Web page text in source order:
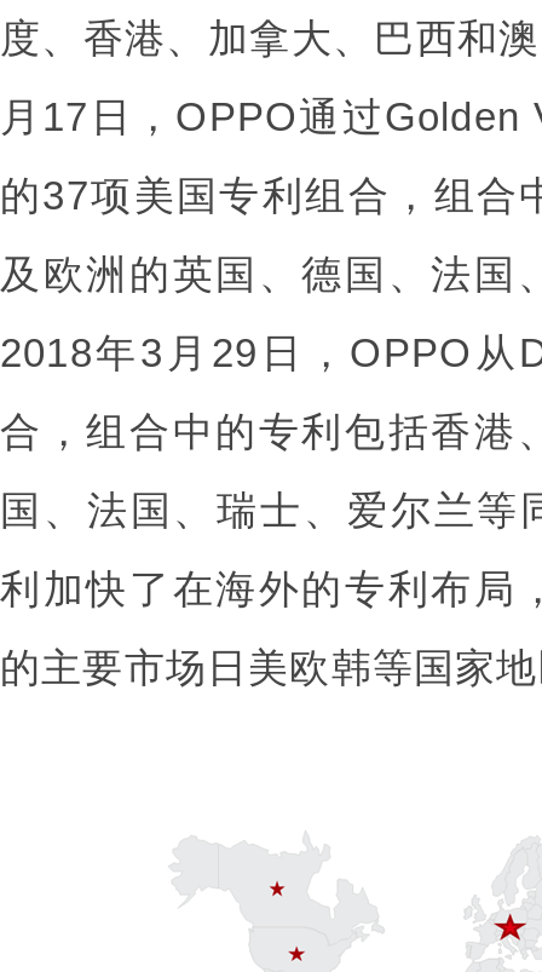
度、香港、加拿大、巴西和
月17日，OPPO通过
的37项美国专利组合，组合
及欧洲的英国、德国、法国
2018年3月29日，OPPO从
合，组合中的专利包括香港
国、法国、瑞士、爱尔兰等
利加快了在海外的专利布局
的主要市场日美欧韩等国家